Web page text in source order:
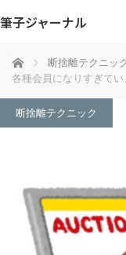
筆子ジャーナル
ホーム 断捨離テクニッ
各種会員になりすぎてい
断捨離テクニック